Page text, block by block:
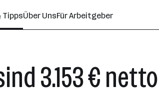
TippsÜber UnsFür Arbeitgeber
3.153 € netto